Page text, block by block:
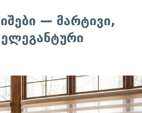
— მარტივი,